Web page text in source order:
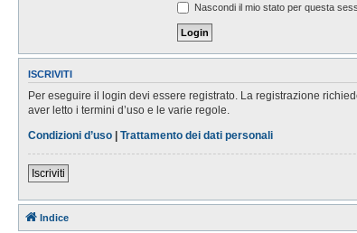
Nascondi il mio stato per questa
ISCRIVITI
Per eseguire il login devi essere registrato. La registrazione
aver letto i termini d’uso e le varie regole.
Condizioni d’uso | Trattamento dei dati personali
Iscriviti
Indice